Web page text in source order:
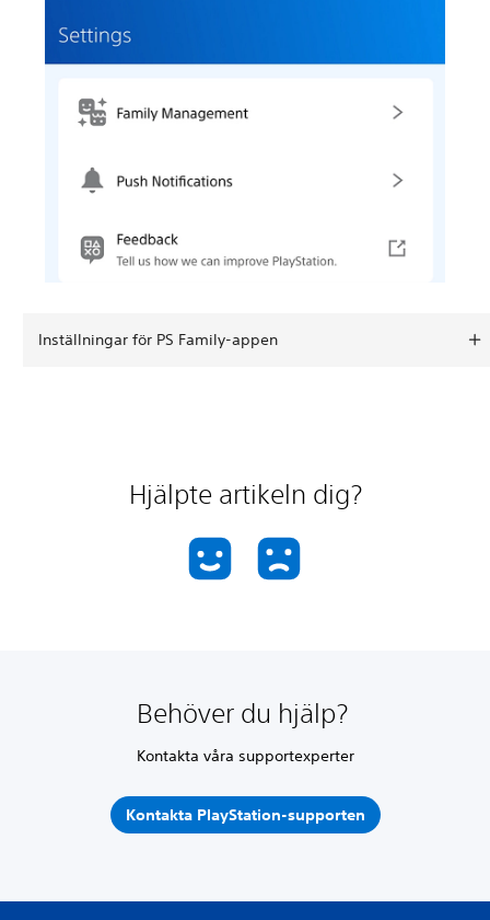
Inställningar för PS Family-appen
Hjälpte artikeln dig?
Behöver du hjälp?
Kontakta våra supportexperter
Kontakta PlayStation-supporten